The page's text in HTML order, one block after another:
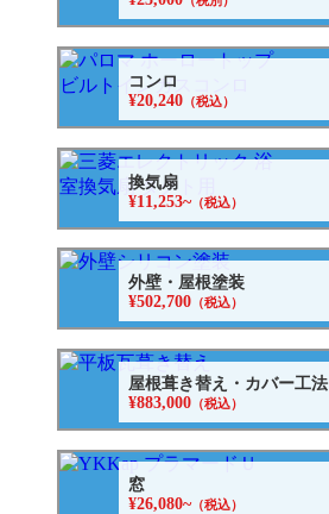
コンロ
¥20,240 （税込）
換気扇
¥11,253~（税込）
外壁・屋根塗装
¥502,700 （税込）
屋根葺き替え・カバー工法
¥883,000 （税込）
窓
¥26,080~（税込）